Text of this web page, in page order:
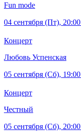
Fun mode
04 сентября (Пт), 20:00
Концерт
Любовь Успенская
05 сентября (Сб), 19:00
Концерт
Честный
05 сентября (Сб), 20:00